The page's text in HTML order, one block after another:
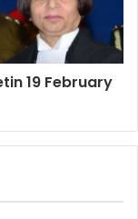
19 February